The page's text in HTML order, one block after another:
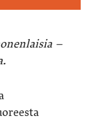
–